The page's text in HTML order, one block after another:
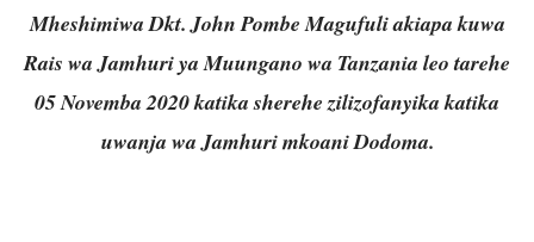
Mheshimiwa Dkt. John Pombe Magufuli akiapa kuwa
Rais wa Jamhuri ya Muungano wa Tanzania leo tarehe
05 Novemba 2020 katika sherehe zilizofanyika katika
uwanja wa Jamhuri mkoani Dodoma.